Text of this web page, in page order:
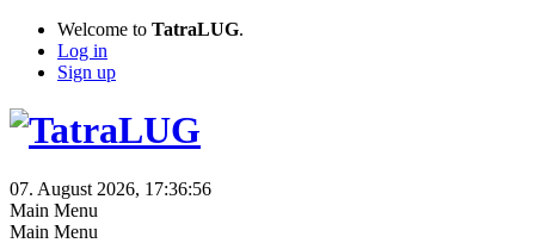
Welcome to TatraLUG.
Log in
Sign up
07. August 2026, 17:36:56
Main Menu
Main Menu